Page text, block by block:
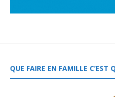
QUE FAIRE EN FAMILLE C’EST